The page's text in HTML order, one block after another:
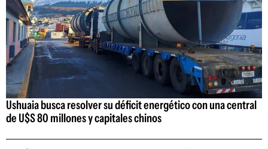
Ushuaia busca resolver su déficit energético con una central
de U$S 80 millones y capitales chinos